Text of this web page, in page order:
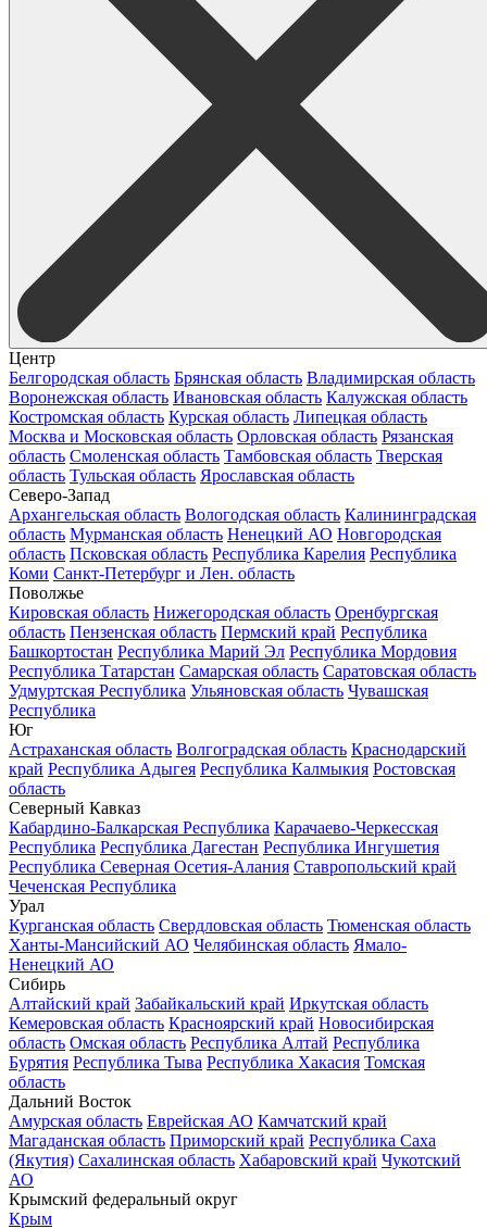
Центр
Белгородская область Брянская область Владимирская область
Воронежская область Ивановская область Калужская область
Костромская область Курская область Липецкая область
Москва и Московская область Орловская область Рязанская
область Смоленская область Тамбовская область Тверская
область Тульская область Ярославская область
Северо-Запад
Архангельская область Вологодская область Калининградская
область Мурманская область Ненецкий АО Новгородская
область Псковская область Республика Карелия Республика
Коми Санкт-Петербург и Лен. область
Поволжье
Кировская область Нижегородская область Оренбургская
область Пензенская область Пермский край Республика
Башкортостан Республика Марий Эл Республика Мордовия
Республика Татарстан Самарская область Саратовская область
Удмуртская Республика Ульяновская область Чувашская
Республика
Юг
Астраханская область Волгоградская область Краснодарский
край Республика Адыгея Республика Калмыкия Ростовская
область
Северный Кавказ
Кабардино-Балкарская Республика Карачаево-Черкесская
Республика Республика Дагестан Республика Ингушетия
Республика Северная Осетия-Алания Ставропольский край
Чеченская Республика
Урал
Курганская область Свердловская область Тюменская область
Ханты-Мансийский АО Челябинская область Ямало-
Ненецкий АО
Сибирь
Алтайский край Забайкальский край Иркутская область
Кемеровская область Красноярский край Новосибирская
область Омская область Республика Алтай Республика
Бурятия Республика Тыва Республика Хакасия Томская
область
Дальний Восток
Амурская область Еврейская АО Камчатский край
Магаданская область Приморский край Республика Саха
(Якутия) Сахалинская область Хабаровский край Чукотский
АО
Крымский федеральный округ
Крым